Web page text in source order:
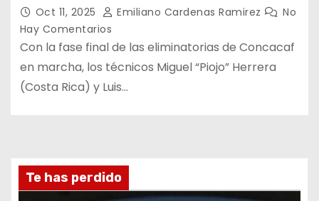
Oct 11, 2025 Emiliano Cardenas Ramirez
No
Hay Comentarios
Con la fase final de las eliminatorias de Concacaf
en marcha, los técnicos Miguel “Piojo” Herrera
(Costa Rica) y Luis…
Te has perdido